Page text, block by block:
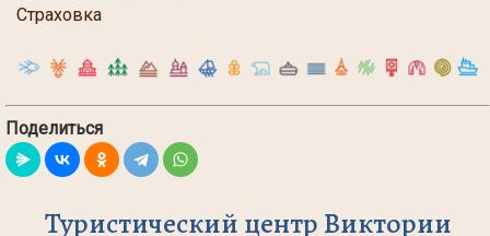
Страховка
Поделиться
Туристический центр Виктории